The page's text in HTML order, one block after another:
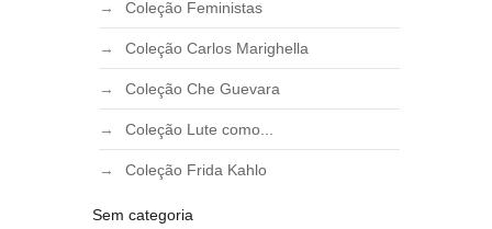
Coleção Feministas
Coleção Carlos Marighella
Coleção Che Guevara
Coleção Lute como...
Coleção Frida Kahlo
Sem categoria